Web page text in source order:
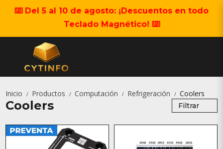
⌨️ Del 5 al 10 de agosto: ¡Descuentos en todo
Teclado Magnético! ⌨️
Inicio / Productos / Computación / Refrigeración / Coolers
Coolers Filtrar